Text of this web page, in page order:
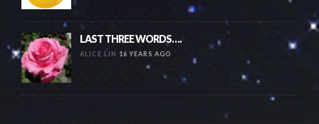
LAST THREE WORDS….
ALICE LIN 16 YEARS AGO